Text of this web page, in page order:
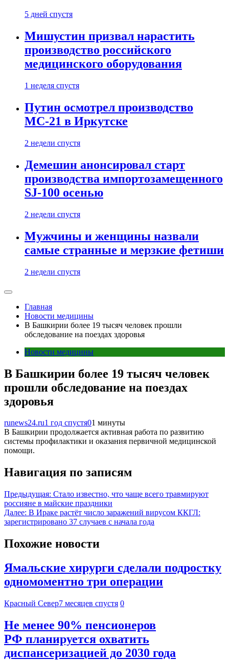
5 дней спустя
Мишустин призвал нарастить
производство российского
медицинского оборудования
1 неделя спустя
Путин осмотрел производство
МС-21 в Иркутске
2 недели спустя
Демешин анонсировал старт
производства импортозамещенного
SJ-100 осенью
2 недели спустя
Мужчины и женщины назвали
самые странные и мерзкие фетиши
2 недели спустя
Главная
Новости медицины
В Башкирии более 19 тысяч человек прошли
обследование на поездах здоровья
Новости медицины
В Башкирии более 19 тысяч человек
прошли обследование на поездах
здоровья
runews24.ru1 год спустя01 минуты
В Башкирии продолжается активная работа по развитию
системы профилактики и оказания первичной медицинской
помощи.
Навигация по записям
Предыдущая: Стало известно, что чаще всего травмируют
россияне в майские праздники
Далее: В Ираке растёт число заражений вирусом ККГЛ:
зарегистрировано 37 случаев с начала года
Похожие новости
Ямальские хирурги сделали подростку
одномоментно три операции
Красный Север7 месяцев спустя 0
Не менее 90% пенсионеров
РФ планируется охватить
диспансеризацией до 2030 года